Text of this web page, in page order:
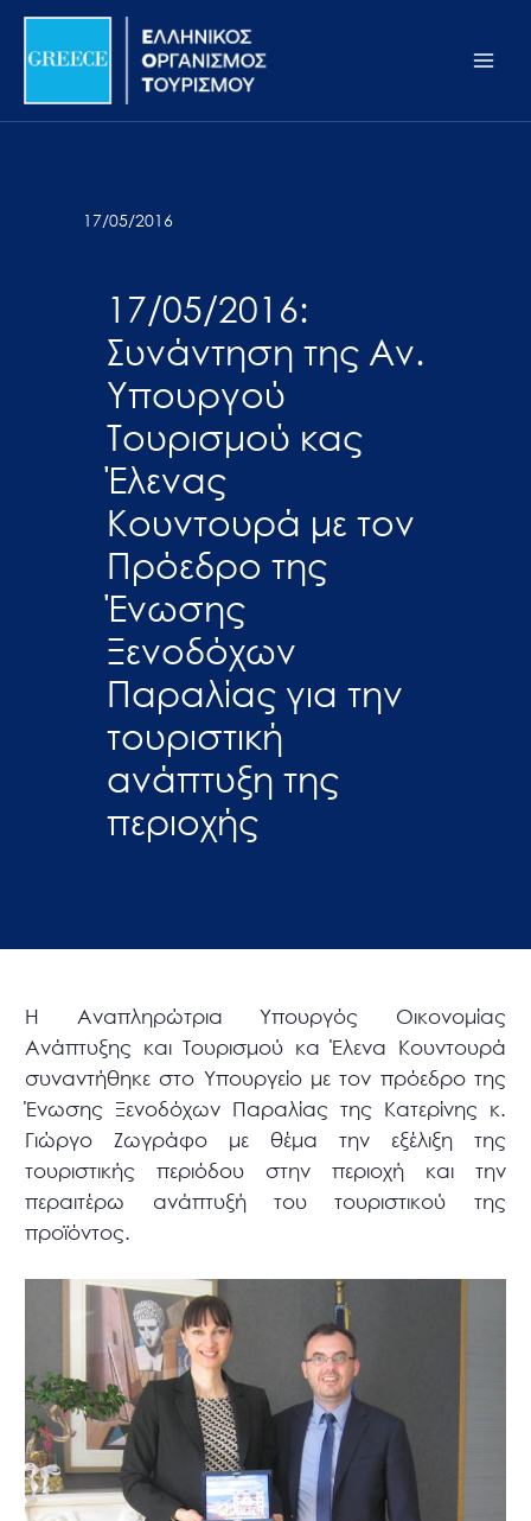
Σημείωση:
ιστότοπος
προσβασιμότητας.
Μετάβαση
περιεχόμενο
17/05/2016
17/05/2016:
Συνάντηση της Αν.
Υπουργού
Τουρισμού κας
Έλενας
Κουντουρά με τον
Πρόεδρο της
Ένωσης
Ξενοδόχων
Παραλίας για την
τουριστική
ανάπτυξη της
περιοχής
Η Αναπληρώτρια Υπουργός Οικονομίας
Ανάπτυξης και Τουρισμού κα Έλενα Κουντουρά
συναντήθηκε στο Υπουργείο με τον πρόεδρο της
Ένωσης Ξενοδόχων Παραλίας της Κατερίνης κ.
Γιώργο Ζωγράφο με θέμα την εξέλιξη της
τουριστικής περιόδου στην περιοχή και την
περαιτέρω ανάπτυξή του τουριστικού της
προϊόντος.